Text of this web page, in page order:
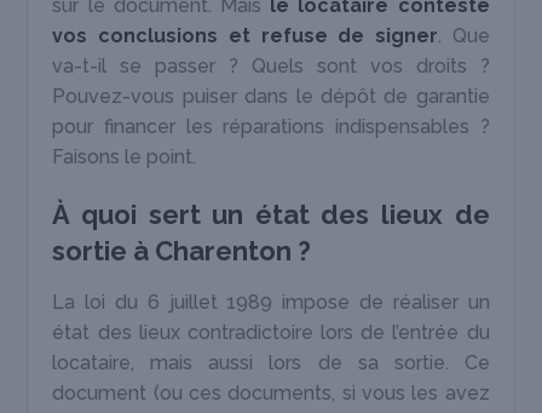
sur le document. Mais le locataire conteste
vos conclusions et refuse de signer. Que
va-t-il se passer ? Quels sont vos droits ?
Pouvez-vous puiser dans le dépôt de garantie
pour financer les réparations indispensables ?
Faisons le point.
À quoi sert un état des lieux de
sortie à Charenton ?
La loi du 6 juillet 1989 impose de réaliser un
état des lieux contradictoire lors de l’entrée du
locataire, mais aussi lors de sa sortie. Ce
document (ou ces documents, si vous les avez